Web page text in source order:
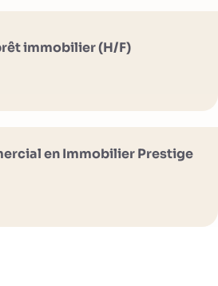
immobilier (H/F)
en Immobilier Prestige